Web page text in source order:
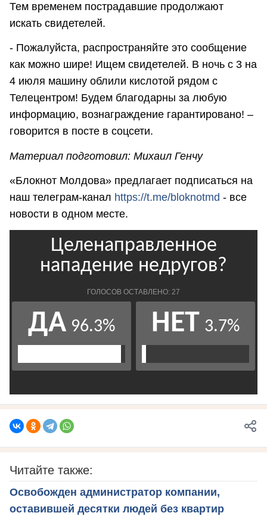
Тем временем пострадавшие продолжают
искать свидетелей.
- Пожалуйста, распространяйте это сообщение
как можно шире! Ищем свидетелей. В ночь с 3 на
4 июля машину облили кислотой рядом с
Телецентром! Будем благодарны за любую
информацию, вознаграждение гарантировано! –
говорится в посте в соцсети.
Материал подготовил: Михаил Генчу
«Блокнот Молдова» предлагает подписаться на
наш телеграм-канал https://t.me/bloknotmd - все
новости в одном месте.
Читайте также:
Освобожден администратор компании,
оставившей десятки людей без квартир